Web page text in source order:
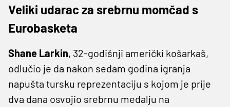
Veliki udarac za srebrnu momčad s
Eurobasketa
Shane Larkin, 32-godišnji američki košarkaš,
odlučio je da nakon sedam godina igranja
napušta tursku reprezentaciju s kojom je prije
dva dana osvojio srebrnu medalju na